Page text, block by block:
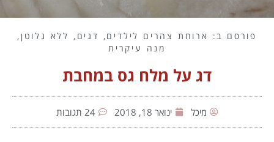
פורסם ב: ארוחת צהרים לילדים, דגים , ללא גלוטן,
מנה עיקרית
דג על מלח גס במחבת
מיכל ינואר 18, 2018 24 תגובות